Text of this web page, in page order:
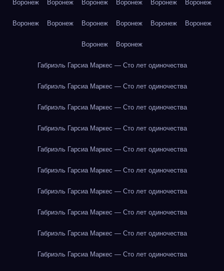
Воронеж Воронеж Воронеж Воронеж Воронеж Воронеж
Воронеж Воронеж Воронеж Воронеж Воронеж Воронеж
Воронеж Воронеж
Габриэль Гарсиа Маркес — Сто лет одиночества
Габриэль Гарсиа Маркес — Сто лет одиночества
Габриэль Гарсиа Маркес — Сто лет одиночества
Габриэль Гарсиа Маркес — Сто лет одиночества
Габриэль Гарсиа Маркес — Сто лет одиночества
Габриэль Гарсиа Маркес — Сто лет одиночества
Габриэль Гарсиа Маркес — Сто лет одиночества
Габриэль Гарсиа Маркес — Сто лет одиночества
Габриэль Гарсиа Маркес — Сто лет одиночества
Габриэль Гарсиа Маркес — Сто лет одиночества